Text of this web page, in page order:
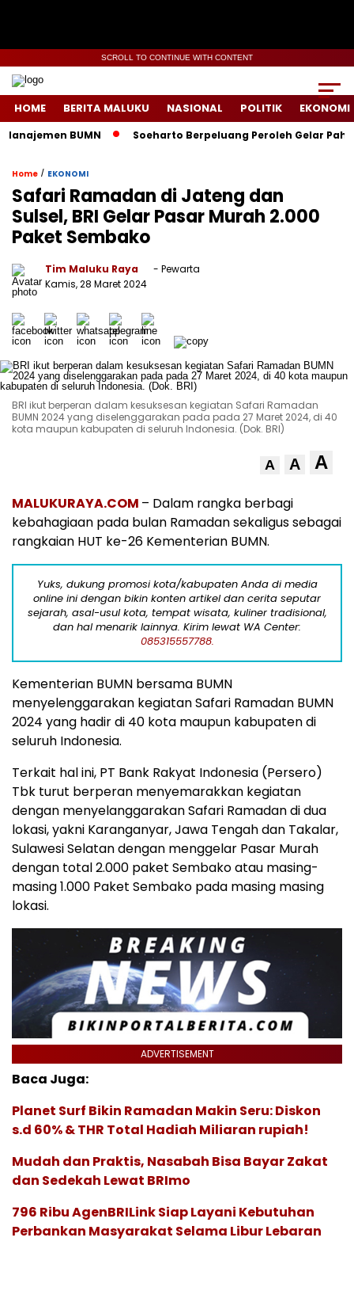
SCROLL TO CONTINUE WITH CONTENT
HOME BERITA MALUKU NASIONAL POLITIK EKONOMI
BUMN Soeharto Berpeluang Peroleh Gelar Pahlawan
Home / EKONOMI
Safari Ramadan di Jateng dan
Sulsel, BRI Gelar Pasar Murah 2.000
Paket Sembako
Tim Maluku Raya
- Pewarta
Kamis, 28 Maret 2024
BRI ikut berperan dalam kesuksesan kegiatan Safari Ramadan
BUMN 2024 yang diselenggarakan pada pada 27 Maret 2024, di 40
kota maupun kabupaten di seluruh Indonesia. (Dok. BRI)
A A A
MALUKURAYA.COM – Dalam rangka berbagi
kebahagiaan pada bulan Ramadan sekaligus sebagai
rangkaian HUT ke-26 Kementerian BUMN.
Yuks, dukung promosi kota/kabupaten Anda di media
online ini dengan bikin konten artikel dan cerita seputar
sejarah, asal-usul kota, tempat wisata, kuliner tradisional,
dan hal menarik lainnya. Kirim lewat WA Center:
085315557788.
Kementerian BUMN bersama BUMN
menyelenggarakan kegiatan Safari Ramadan BUMN
2024 yang hadir di 40 kota maupun kabupaten di
seluruh Indonesia.
Terkait hal ini, PT Bank Rakyat Indonesia (Persero)
Tbk turut berperan menyemarakkan kegiatan
dengan menyelanggarakan Safari Ramadan di dua
lokasi, yakni Karanganyar, Jawa Tengah dan Takalar,
Sulawesi Selatan dengan menggelar Pasar Murah
dengan total 2.000 paket Sembako atau masing-
masing 1.000 Paket Sembako pada masing masing
lokasi.
ADVERTISEMENT
Baca Juga:
Planet Surf Bikin Ramadan Makin Seru: Diskon
s.d 60% & THR Total Hadiah Miliaran rupiah!
Mudah dan Praktis, Nasabah Bisa Bayar Zakat
dan Sedekah Lewat BRImo
796 Ribu AgenBRILink Siap Layani Kebutuhan
Perbankan Masyarakat Selama Libur Lebaran